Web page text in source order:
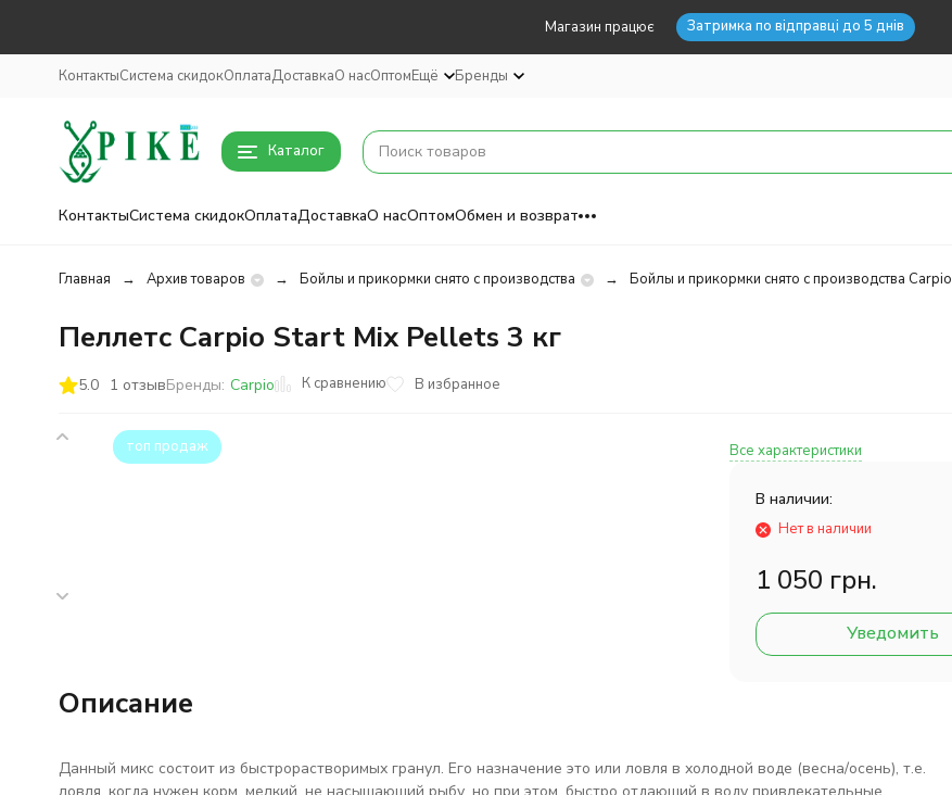
Магазин працює Затримка по відправці до 5 днів
КонтактыСистема скидокОплатаДоставкаО насОптомЕщё Бренды
Каталог
КонтактыСистема скидокОплатаДоставкаО насОптомОбмен и возврат
Главная Архив товаров Бойлы и прикормки снято с производства Бойлы и прикормки снято с производства Carpio
Пеллетс Carpio Start Mix Pellets 3 кг
5.0 1 отзывБренды: Carpio К сравнению В избранное
топ продаж Все характеристики
В наличии:
Нет в наличии
1 050 грн.
Уведомить
Описание
Данный микс состоит из быстрорастворимых гранул. Его назначение это или ловля в холодной воде (весна/осень), т.е.